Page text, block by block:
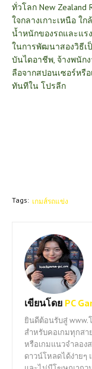
ทั่วโลก New Zealand
ใจกลางเกาะเหนือ ใ
น้ำหนักของรถและแร
ในการพัฒนาสองวิธีเ
บันไดอาชีพ, จ้างพนัก
ลือจากสปอนเซอร์หรื
ทันทีใน โปรลีก
Tags: เกมส์รถแข่ง
เขียนโดย PC
ยินดีต้อนรับสู่ www.
สำหรับคอเกมทุกสา
หรือเกมแนวจำลอ
ดาวน์โหลดได้ง่ายๆ